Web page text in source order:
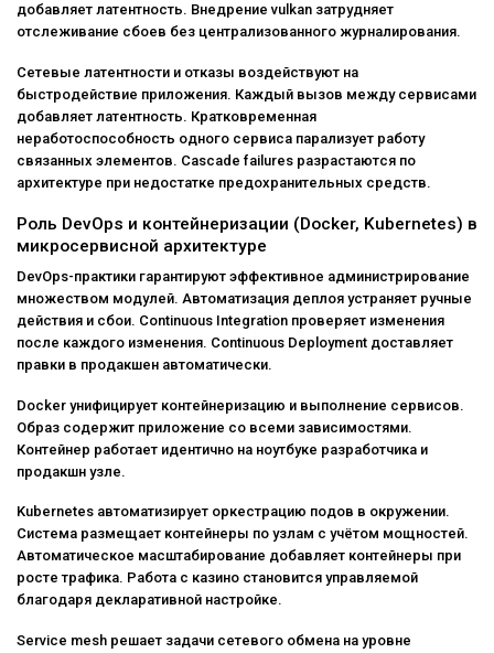
добавляет латентность. Внедрение vulkan затрудняет
отслеживание сбоев без централизованного журналирования.
Сетевые латентности и отказы воздействуют на
быстродействие приложения. Каждый вызов между сервисами
добавляет латентность. Кратковременная
неработоспособность одного сервиса парализует работу
связанных элементов. Cascade failures разрастаются по
архитектуре при недостатке предохранительных средств.
Роль DevOps и контейнеризации (Docker, Kubernetes) в
микросервисной архитектуре
DevOps-практики гарантируют эффективное администрирование
множеством модулей. Автоматизация деплоя устраняет ручные
действия и сбои. Continuous Integration проверяет изменения
после каждого изменения. Continuous Deployment доставляет
правки в продакшен автоматически.
Docker унифицирует контейнеризацию и выполнение сервисов.
Образ содержит приложение со всеми зависимостями.
Контейнер работает идентично на ноутбуке разработчика и
продакшн узле.
Kubernetes автоматизирует оркестрацию подов в окружении.
Система размещает контейнеры по узлам с учётом мощностей.
Автоматическое масштабирование добавляет контейнеры при
росте трафика. Работа с казино становится управляемой
благодаря декларативной настройке.
Service mesh решает задачи сетевого обмена на уровне